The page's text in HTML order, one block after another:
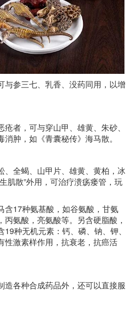
与参三七、乳香、没药同用，以增
者，可与穿山甲、雄黄、朱砂、
肿，如《青囊秘传》海马散。
、全蝎、山甲片、雄黄、黄柏，冰
肌散”外用，可治疗溃疡瘘管，玩
含17种氨基酸，如谷氨酸，甘氨
氨酸，亮氨酸等。另含硬脂酸，
种无机元素：钙、磷、钠、钾、
性激素样作用，抗衰老，抗癌活
造各种合成药品外，还可以直接服